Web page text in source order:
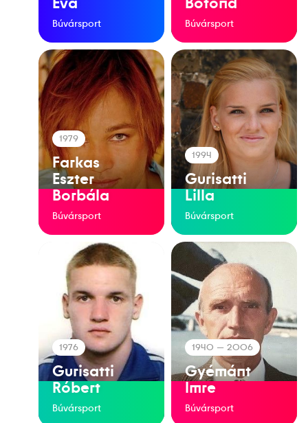
Búvársport Búvársport
1979
Farkas
Eszter
Borbála
Búvársport
1994
Gurisatti
Lilla
Búvársport
1976
Gurisatti
Róbert
Búvársport
1940 — 2006
Gyémánt
Imre
Búvársport